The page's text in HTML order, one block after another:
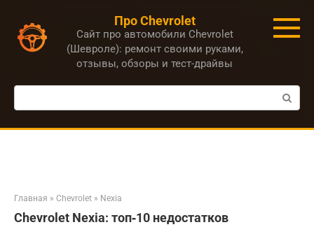
контенту
Про Chevrolet
Сайт про автомобили Chevrolet
(Шевроле): ремонт своими руками,
отзывы, обзоры и тест-драйвы
Поиск:
Главная » Chevrolet » Nexia
Chevrolet Nexia: топ‑10 недостатков